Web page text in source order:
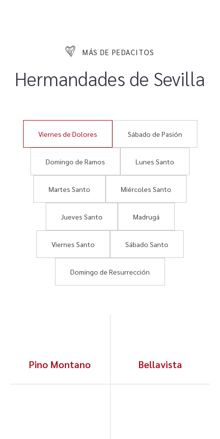
MÁS DE PEDACITOS
Hermandades de Sevilla
Viernes de Dolores Sábado de Pasión
Domingo de Ramos Lunes Santo
Martes Santo Miércoles Santo
Jueves Santo Madrugá
Viernes Santo Sábado Santo
Domingo de Resurrección
Pino Montano Bellavista